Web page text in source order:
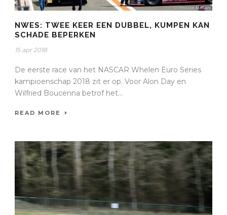
NWES: TWEE KEER EEN DUBBEL, KUMPEN KAN
SCHADE BEPERKEN
15 apr 2018
De eerste race van het NASCAR Whelen Euro Series
kampioenschap 2018 zit er op. Voor Alon Day en
Wilfried Boucenna betrof het...
READ MORE